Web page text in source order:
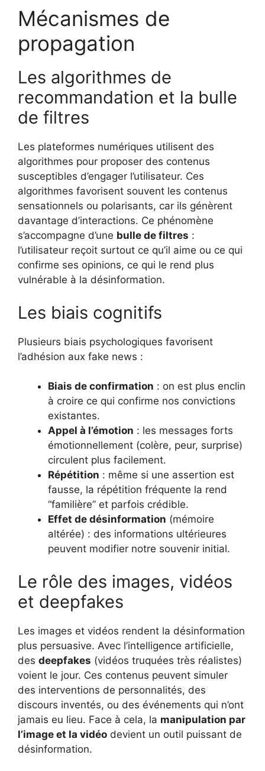
Mécanismes de
propagation
Les algorithmes de
recommandation et la bulle
de filtres
Les plateformes numériques utilisent des
algorithmes pour proposer des contenus
susceptibles d’engager l’utilisateur. Ces
algorithmes favorisent souvent les contenus
sensationnels ou polarisants, car ils génèrent
davantage d’interactions. Ce phénomène
s’accompagne d’une bulle de filtres :
l’utilisateur reçoit surtout ce qu’il aime ou ce qui
confirme ses opinions, ce qui le rend plus
vulnérable à la désinformation.
Les biais cognitifs
Plusieurs biais psychologiques favorisent
l’adhésion aux fake news :
Biais de confirmation : on est plus enclin
à croire ce qui confirme nos convictions
existantes.
Appel à l’émotion : les messages forts
émotionnellement (colère, peur, surprise)
circulent plus facilement.
Répétition : même si une assertion est
fausse, la répétition fréquente la rend
“familière” et parfois crédible.
Effet de désinformation (mémoire
altérée) : des informations ultérieures
peuvent modifier notre souvenir initial.
Le rôle des images, vidéos
et deepfakes
Les images et vidéos rendent la désinformation
plus persuasive. Avec l’intelligence artificielle,
des deepfakes (vidéos truquées très réalistes)
voient le jour. Ces contenus peuvent simuler
des interventions de personnalités, des
discours inventés, ou des événements qui n’ont
jamais eu lieu. Face à cela, la manipulation par
l’image et la vidéo devient un outil puissant de
désinformation.